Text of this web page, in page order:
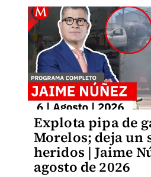
Explota pipa de
Morelos; deja un
heridos | Jaime
agosto de 2026